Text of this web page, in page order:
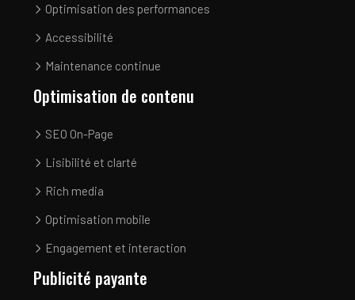
Optimisation des performances
Accessibilité
Maintenance continue
Optimisation de contenu
SEO On-Page
Lisibilité et clarté
Rich media
Optimisation mobile
Engagement et interaction
Publicité payante